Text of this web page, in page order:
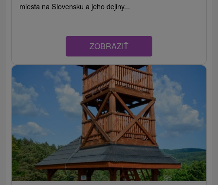
miesta na Slovensku a jeho dejiny...
ZOBRAZIŤ